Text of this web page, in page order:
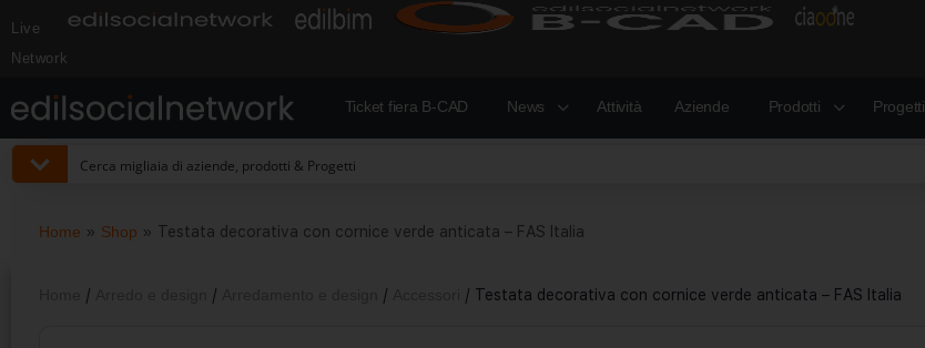
Live
Network
Ticket fiera B-CAD News Attività Aziende Prodotti Progetti
Home » Shop » Testata decorativa con cornice verde anticata – FAS Italia
/ / / / Testata decorativa con cornice verde anticata – FAS Italia